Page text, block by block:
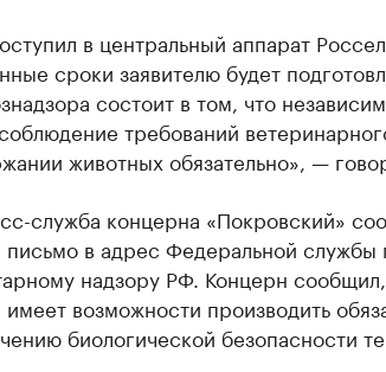
в центральный аппарат
сроки заявителю будет
состоит в том, что
требований
животных обязательно», —
служба концерна «Покровский»
письмо в адрес Федеральной
надзору РФ. Концерн
имеет возможности производить
биологической безопасности